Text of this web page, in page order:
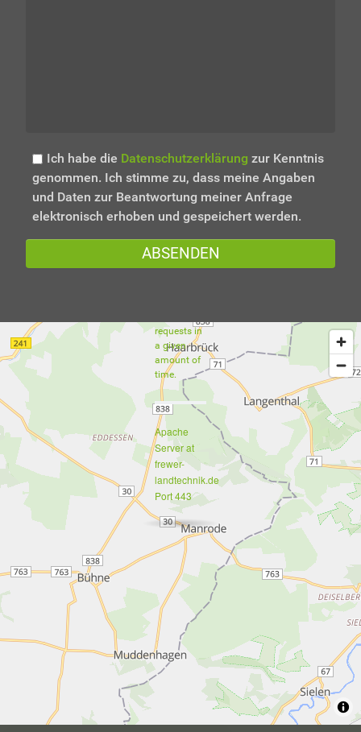
Ich habe die Datenschutzerklärung zur Kenntnis
genommen. Ich stimme zu, dass meine Angaben
und Daten zur Beantwortung meiner Anfrage
elektronisch erhoben und gespeichert werden.
ABSENDEN
Too
Many
Requests
requests in
a given
amount of
time.
Apache
Server at
frewer-
landtechnik.de
Port 443